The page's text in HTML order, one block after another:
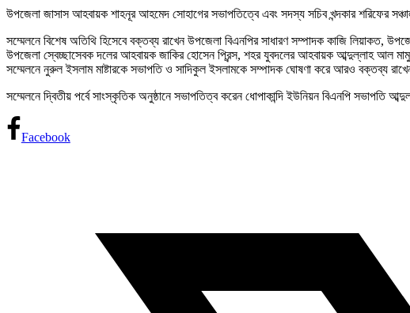
উপজেলা জাসাস আহবায়ক শাহনূর আহমেদ সোহাগের সভাপতিত্বে এবং সদস্য সচিব খন্দকার শরিফের
সম্মেলনে বিশেষ অতিথি হিসেবে বক্তব্য রাখেন উপজেলা বিএনপির সাধারণ সম্পাদক কাজি লিয়াকত,
উপজেলা স্বেচ্ছাসেবক দলের আহবায়ক জাকির হোসেন প্রিন্স, শহর যুবদলের আহবায়ক আব্দুল্লাহ আল
সম্মেলনে নুরুল ইসলাম মাষ্টারকে সভাপতি ও সাদিকুল ইসলামকে সম্পাদক ঘোষণা করে আরও বক্তব্য
সম্মেলনে দ্বিতীয় পর্বে সাংস্কৃতিক অনুষ্ঠানে সভাপতিত্ব করেন ধোপাকান্দি ইউনিয়ন বিএনপি সভাপতি
Facebook